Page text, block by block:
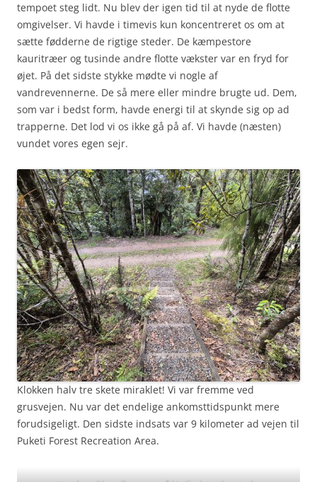
tempoet steg lidt. Nu blev der igen tid til at nyde de flotte
omgivelser. Vi havde i timevis kun koncentreret os om at
sætte fødderne de rigtige steder. De kæmpestore
kauritræer og tusinde andre flotte vækster var en fryd for
øjet. På det sidste stykke mødte vi nogle af
vandrevennerne. De så mere eller mindre brugte ud. Dem,
som var i bedst form, havde energi til at skynde sig op ad
trapperne. Det lod vi os ikke gå på af. Vi havde (næsten)
vundet vores egen sejr.
Klokken halv tre skete miraklet! Vi var fremme ved
grusvejen. Nu var det endelige ankomsttidspunkt mere
forudsigeligt. Den sidste indsats var 9 kilometer ad vejen til
Puketi Forest Recreation Area.